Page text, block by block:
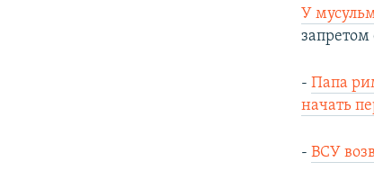
У
запретом
-Папа
начать
-ВСУ